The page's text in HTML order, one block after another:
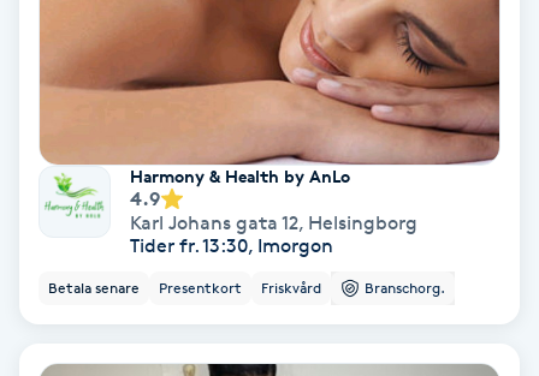
Svettbehandling
Harmony & Health by AnLo
4.9
Karl Johans gata 12, Helsingborg
Tider fr. 13:30, Imorgon
Betala senare Presentkort Friskvård Branschorg.